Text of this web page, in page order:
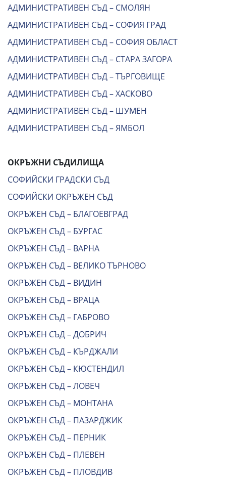
АДМИНИСТРАТИВЕН СЪД – СМОЛЯН
АДМИНИСТРАТИВЕН СЪД – СОФИЯ ГРАД
АДМИНИСТРАТИВЕН СЪД – СОФИЯ ОБЛАСТ
АДМИНИСТРАТИВЕН СЪД – СТАРА ЗАГОРА
АДМИНИСТРАТИВЕН СЪД – ТЪРГОВИЩЕ
АДМИНИСТРАТИВЕН СЪД – ХАСКОВО
АДМИНИСТРАТИВЕН СЪД – ШУМЕН
АДМИНИСТРАТИВЕН СЪД – ЯМБОЛ
ОКРЪЖНИ СЪДИЛИЩА
СОФИЙСКИ ГРАДСКИ СЪД
СОФИЙСКИ ОКРЪЖЕН СЪД
ОКРЪЖЕН СЪД – БЛАГОЕВГРАД
ОКРЪЖЕН СЪД – БУРГАС
ОКРЪЖЕН СЪД – ВАРНА
ОКРЪЖЕН СЪД – ВЕЛИКО ТЪРНОВО
ОКРЪЖЕН СЪД – ВИДИН
ОКРЪЖЕН СЪД – ВРАЦА
ОКРЪЖЕН СЪД – ГАБРОВО
ОКРЪЖЕН СЪД – ДОБРИЧ
ОКРЪЖЕН СЪД – КЪРДЖАЛИ
ОКРЪЖЕН СЪД – КЮСТЕНДИЛ
ОКРЪЖЕН СЪД – ЛОВЕЧ
ОКРЪЖЕН СЪД – МОНТАНА
ОКРЪЖЕН СЪД – ПАЗАРДЖИК
ОКРЪЖЕН СЪД – ПЕРНИК
ОКРЪЖЕН СЪД – ПЛЕВЕН
ОКРЪЖЕН СЪД – ПЛОВДИВ